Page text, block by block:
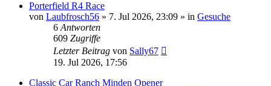
Porterfield R4 Race
von Laubfrosch56 » 7. Jul 2026, 23:09 » in Gesuche
6 Antworten
609 Zugriffe
Letzter Beitrag von Sally67
19. Jul 2026, 17:56
Classic Car Ranch Minden Opener